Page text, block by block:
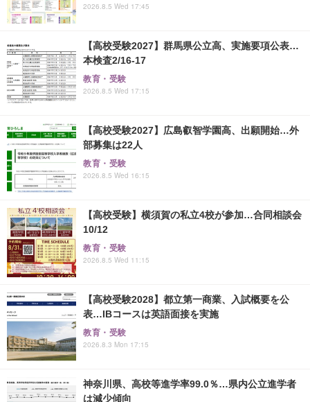
2026.8.5 Wed 17:45
【高校受験2027】群馬県公立高、実施要項公表…
本検査2/16-17
教育・受験
2026.8.5 Wed 17:15
【高校受験2027】広島叡智学園高、出願開始…外
部募集は22人
教育・受験
2026.8.5 Wed 16:15
【高校受験】横須賀の私立4校が参加…合同相談会
10/12
教育・受験
2026.8.5 Wed 11:15
【高校受験2028】都立第一商業、入試概要を公
表…IBコースは英語面接を実施
教育・受験
2026.8.3 Mon 17:15
神奈川県、高校等進学率99.0％…県内公立進学者
は減少傾向